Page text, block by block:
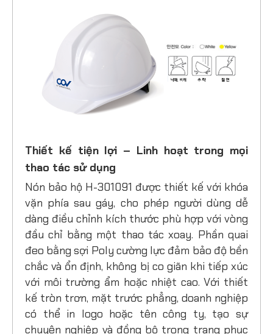
Thiết kế tiện lợi – Linh hoạt trong mọi
thao tác sử dụng
Nón bảo hộ H-301091 được thiết kế với khóa
vặn phía sau gáy, cho phép người dùng dễ
dàng điều chỉnh kích thước phù hợp với vòng
đầu chỉ bằng một thao tác xoay. Phần quai
đeo bằng sợi Poly cường lực đảm bảo độ bền
chắc và ổn định, không bị co giãn khi tiếp xúc
với môi trường ẩm hoặc nhiệt cao. Với thiết
kế tròn trơn, mặt trước phẳng, doanh nghiệp
có thể in logo hoặc tên công ty, tạo sự
chuyên nghiệp và đồng bộ trong trang phục